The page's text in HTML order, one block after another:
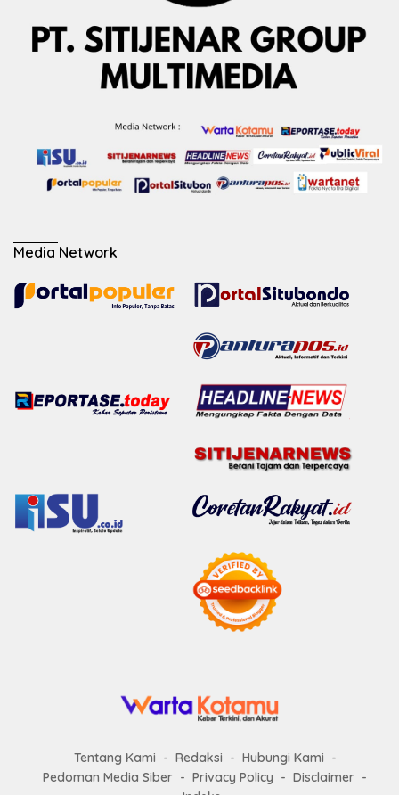
Media Network
Tentang Kami Redaksi
Hubungi Kami
Pedoman Media Siber
Privacy Policy
Disclaimer